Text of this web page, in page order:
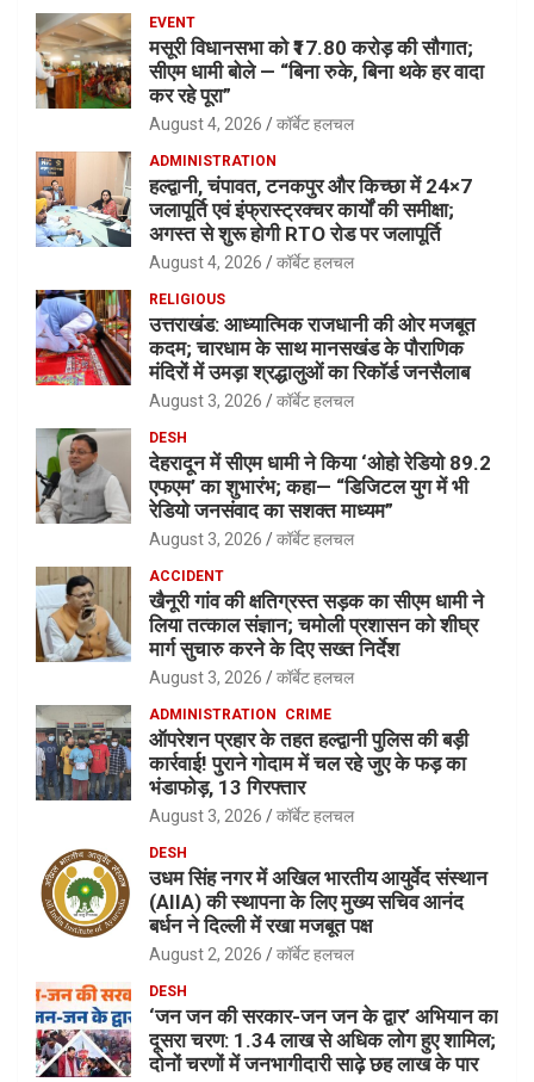
EVENT
मसूरी विधानसभा को ₹17.80 करोड़ की सौगात;
सीएम धामी बोले — “बिना रुके, बिना थके हर वादा
कर रहे पूरा”
August 4, 2026 कॉर्बेट हलचल
ADMINISTRATION
हल्द्वानी, चंपावत, टनकपुर और किच्छा में 24×7
जलापूर्ति एवं इंफ्रास्ट्रक्चर कार्यों की समीक्षा;
अगस्त से शुरू होगी RTO रोड पर जलापूर्ति
August 4, 2026 कॉर्बेट हलचल
RELIGIOUS
उत्तराखंड: आध्यात्मिक राजधानी की ओर मजबूत
कदम; चारधाम के साथ मानसखंड के पौराणिक
मंदिरों में उमड़ा श्रद्धालुओं का रिकॉर्ड जनसैलाब
August 3, 2026 कॉर्बेट हलचल
DESH
देहरादून में सीएम धामी ने किया ‘ओहो रेडियो 89.2
एफएम’ का शुभारंभ; कहा— “डिजिटल युग में भी
रेडियो जनसंवाद का सशक्त माध्यम”
August 3, 2026 कॉर्बेट हलचल
ACCIDENT
खैनूरी गांव की क्षतिग्रस्त सड़क का सीएम धामी ने
लिया तत्काल संज्ञान; चमोली प्रशासन को शीघ्र
मार्ग सुचारु करने के दिए सख्त निर्देश
August 3, 2026 कॉर्बेट हलचल
ADMINISTRATION CRIME
ऑपरेशन प्रहार के तहत हल्द्वानी पुलिस की बड़ी
कार्रवाई! पुराने गोदाम में चल रहे जुए के फड़ का
भंडाफोड़, 13 गिरफ्तार
August 3, 2026 कॉर्बेट हलचल
DESH
उधम सिंह नगर में अखिल भारतीय आयुर्वेद संस्थान
(AIIA) की स्थापना के लिए मुख्य सचिव आनंद
बर्धन ने दिल्ली में रखा मजबूत पक्ष
August 2, 2026 कॉर्बेट हलचल
DESH
‘जन जन की सरकार-जन जन के द्वार’ अभियान का
दूसरा चरण: 1.34 लाख से अधिक लोग हुए शामिल;
दोनों चरणों में जनभागीदारी साढ़े छह लाख के पार